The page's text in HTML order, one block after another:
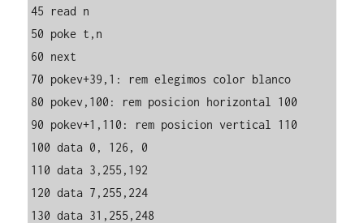
45 read n
50 poke t,n
60 next
70 pokev+39,1: rem elegimos color blanco
80 pokev,100: rem posicion horizontal 100
90 pokev+1,110: rem posicion vertical 110
100 data 0, 126, 0
110 data 3,255,192
120 data 7,255,224
130 data 31,255,248